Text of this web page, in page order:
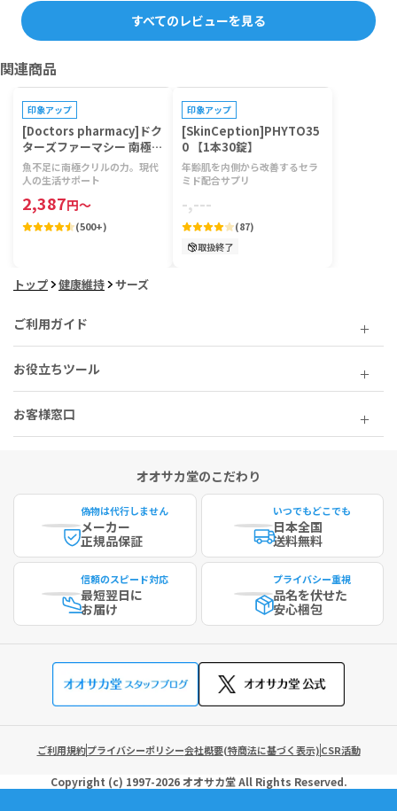
すべてのレビューを見る
関連商品
印象アップ
[Doctors pharmacy]ドク
ターズファーマシー 南極ク
リルビタミン 【1袋120
粒】
魚不足に南極クリルの力。現代
人の生活サポート
2,387円～
(500+)
印象アップ
[SkinCeption]PHYTO35
0 【1本30錠】
年齢肌を内側から改善するセラ
ミド配合サプリ
-,---
(87)
取扱終了
トップ 健康維持 サーズ
ご利用ガイド
お役立ちツール
お客様窓口
オオサカ堂のこだわり
偽物は代行しません
メーカー
正規品保証
いつでもどこでも
日本全国
送料無料
信頼のスピード対応
最短翌日に
お届け
プライバシー重視
品名を伏せた
安心梱包
ご利用規約プライバシーポリシー会社概要(特商法に基づく表示)CSR活動
Copyright (c) 1997-2026 オオサカ堂All Rights Reserved.